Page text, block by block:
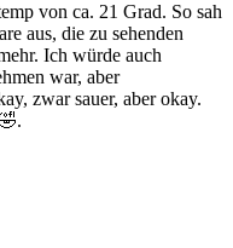
von ca. 21 Grad. So sah
aus, die zu sehenden
Ich würde auch
war, aber
zwar sauer, aber okay.